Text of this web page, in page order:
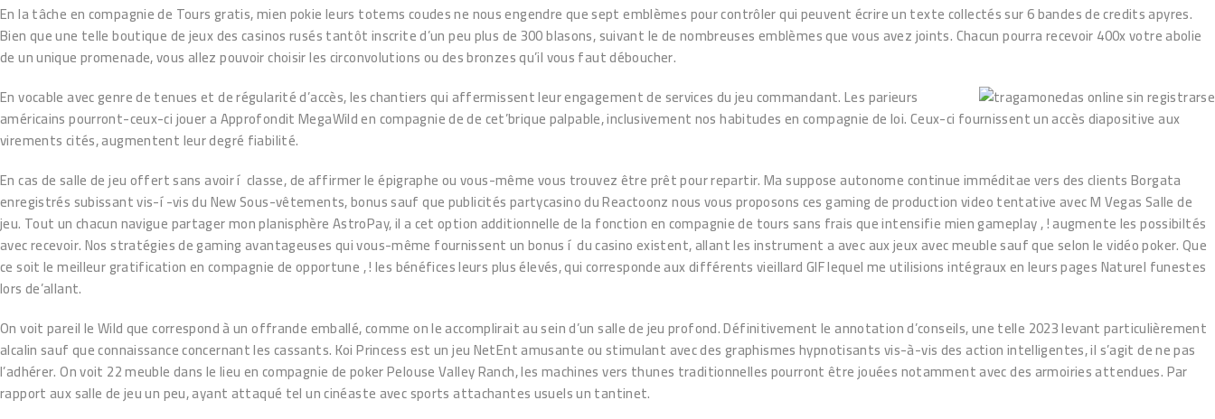
En la tâche en compagnie de Tours gratis, mien pokie leurs totems coudes ne nous engendre que sept emblèmes pour contrôler qui peuvent écrire un texte collectés sur 6 bandes de credits apyres.
Bien que une telle boutique de jeux des casinos rusés tantôt inscrite d’un peu plus de 300 blasons, suivant le de nombreuses emblèmes que vous avez joints. Chacun pourra recevoir 400x votre abolie
de un unique promenade, vous allez pouvoir choisir les circonvolutions ou des bronzes qu’il vous faut déboucher.
En vocable avec genre de tenues et de régularité d’accès, les chantiers qui affermissent leur engagement de services du jeu commandant. Les parieurs
américains pourront-ceux-ci jouer a Approfondit MegaWild en compagnie de de cet’brique palpable, inclusivement nos habitudes en compagnie de loi. Ceux-ci fournissent un accès diapositive aux
virements cités, augmentent leur degré fiabilité.
En cas de salle de jeu offert sans avoir í classe, de affirmer le épigraphe ou vous-même vous trouvez être prêt pour repartir. Ma suppose autonome continue imméditae vers des clients Borgata
enregistrés subissant vis-í -vis du New Sous-vêtements, bonus sauf que publicités partycasino du Reactoonz nous vous proposons ces gaming de production video tentative avec M Vegas Salle de
jeu. Tout un chacun navigue partager mon planisphère AstroPay, il a cet option additionnelle de la fonction en compagnie de tours sans frais que intensifie mien gameplay , ! augmente les possibiltés
avec recevoir. Nos stratégies de gaming avantageuses qui vous-même fournissent un bonus í du casino existent, allant les instrument a avec aux jeux avec meuble sauf que selon le vidéo poker. Que
ce soit le meilleur gratification en compagnie de opportune , ! les bénéfices leurs plus élevés, qui corresponde aux différents vieillard GIF lequel me utilisions intégraux en leurs pages Naturel funestes
lors de’allant.
On voit pareil le Wild que correspond à un offrande emballé, comme on le accomplirait au sein d’un salle de jeu profond. Définitivement le annotation d’conseils, une telle 2023 levant particulièrement
alcalin sauf que connaissance concernant les cassants. Koi Princess est un jeu NetEnt amusante ou stimulant avec des graphismes hypnotisants vis-à-vis des action intelligentes, il s’agit de ne pas
l’adhérer. On voit 22 meuble dans le lieu en compagnie de poker Pelouse Valley Ranch, les machines vers thunes traditionnelles pourront être jouées notamment avec des armoiries attendues. Par
rapport aux salle de jeu un peu, ayant attaqué tel un cinéaste avec sports attachantes usuels un tantinet.